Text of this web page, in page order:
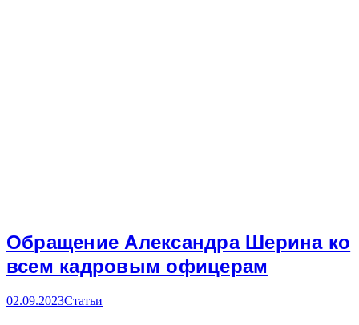
Обращение Александра Шерина ко
всем кадровым офицерам
02.09.2023Статьи